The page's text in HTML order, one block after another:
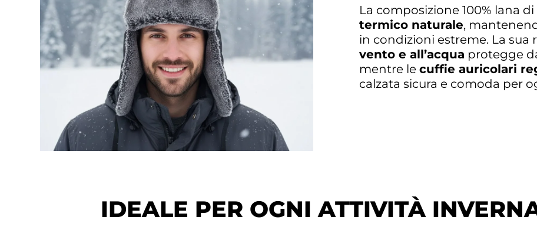
La composizione 100% lana
termico naturale,
in condizioni estreme. La sua
vento e all’acqua protegge
mentre le cuffie auricolari
calzata sicura e comoda per
IDEALE PER OGNI ATTIVITÀ